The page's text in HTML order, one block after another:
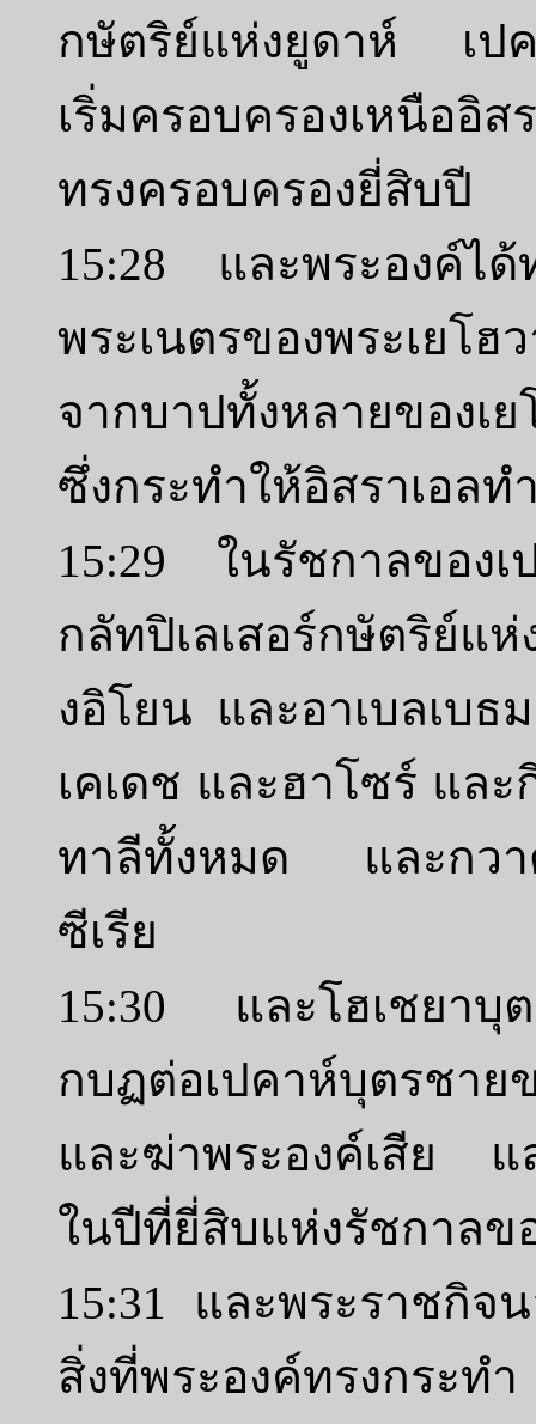
กษัตริย์แห่งยูดาห์ เปค
เริ่มครอบครองเหนืออิ
ทรงครอบครองยี่สิบปี
15:28 และพระองค์ได้
พระเนตรของพระเยโ
จากบาปทั้งหลายของเ
ซึ่งกระทำให้อิสราเอลท
15:29 ในรัชกาลของ
กลัทปิเลเสอร์กษัตริย์แ
งอิโยน และอาเบลเบ
เคเดช และฮาโซร์ แล
ทาลีทั้งหมด และกวาด
ซีเรีย
15:30 และโฮเชยาบุ
กบฏต่อเปคาห์บุตรชาย
และฆ่าพระองค์เสีย แ
ในปีที่ยี่สิบแห่งรัชกาลข
15:31 และพระราชกิจ
สิ่งที่พระองค์ทรงกระท